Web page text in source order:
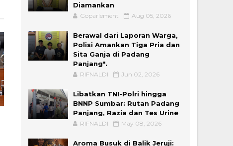
Diamankan
Goparlement Aug 05, 2026
Berawal dari Laporan Warga,
Polisi Amankan Tiga Pria dan
Sita Ganja di Padang
Panjang".
RIFNALDI Jun 02, 2026
Libatkan TNI-Polri hingga
BNNP Sumbar: Rutan Padang
Panjang, Razia dan Tes Urine
RIFNALDI May 08, 2026
Aroma Busuk di Balik Jeruji: